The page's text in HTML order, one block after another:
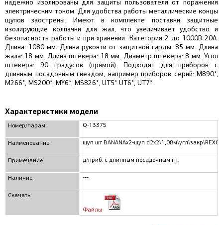
надежно изолированы для защиты пользователя от поражения
электрическим током. Для удобства работы металлические концы
щупов заострены. Имеют в комплекте поставки защитные
изолирующие колпачки для жал, что увеличивает удобство и
безопасность работы и при хранении. Категория 2 до 1000В 20А.
Длина: 1080 мм. Длина рукояти от защитной гарды: 85 мм. Длина
жала: 18 мм. Длина штекера: 18 мм. Диаметр штекера: 8 мм. Угол
штекера: 90 градусов (прямой). Подходят для приборов с
длинным посадочным гнездом, например приборов серий: M890*,
M266*, MS200*, MY6*, MS826*, UT5* UT6*, UT7*.
Характеристики модели
Номер/парам.
Наименование
Примечание
Наличие
Скачать
Q-13375
щуп шт BANANAx2-щуп d2x2\1,08м\угл\закр\REX05
д/приб. с длинным посадочным гн.
---
Файлы